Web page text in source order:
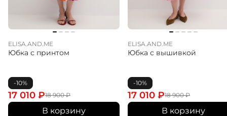
ELISA.AND.ME
Юбка с принтом
-10%
18 900₽
17 010 ₽
В корзину
ELISA.AND.ME
Юбка с вышивкой
-10%
18 900₽
17 010 ₽
В корзину